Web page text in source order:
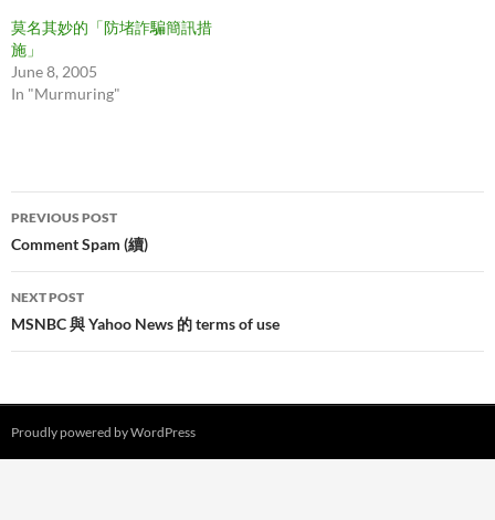
莫名其妙的「防堵詐騙簡訊措
施」
June 8, 2005
In "Murmuring"
Post
navigation
PREVIOUS POST
Comment Spam (續)
NEXT POST
MSNBC 與 Yahoo News 的 terms of use
Proudly powered by WordPress